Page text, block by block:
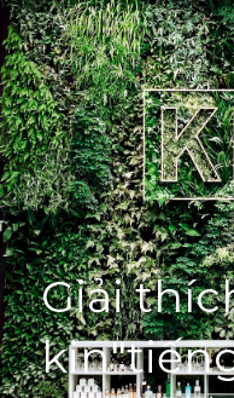
Giải đề thi từng câu
Lời khuyên
Giải đề thi
Academic words
Phrase
Phrasal Verb
Idioms đồng nghĩa
HỌC THỬ
Giải